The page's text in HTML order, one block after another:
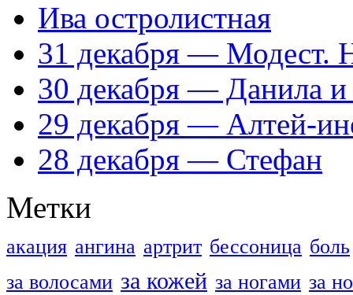
Ива остролистная
31 декабря — Модест.
30 декабря — Данила
29 декабря — Алтей-
28 декабря — Стефан
Метки
акация ангина артрит бессоница боль
за волосами за кожей за ногами за